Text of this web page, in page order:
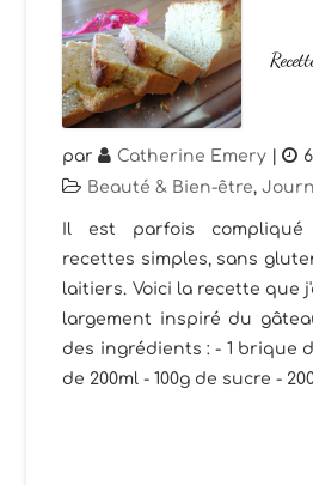
par Catherine Emery |
Beauté & Bien-être,
Il est parfois
recettes simples, sans
laitiers. Voici la recette que
largement inspiré du
des ingrédients : - 1 brique
de 200ml - 100g de sucre -